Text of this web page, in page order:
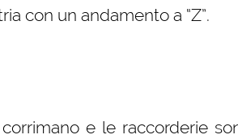
con un andamento a “Z”.
e le raccorderie